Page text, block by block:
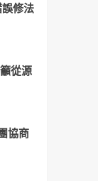
修法
從源
協商